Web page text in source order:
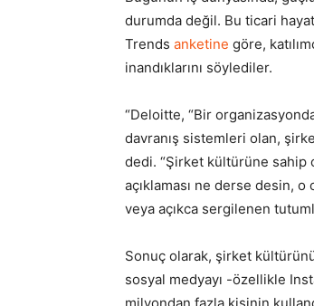
durumda değil. Bu ticari
Trends anketine göre,
inandıklarını söylediler.
“Deloitte, “Bir
davranış sistemleri olan,
dedi. “Şirket kültürüne sahip
açıklaması ne derse desin,
veya açıkca sergilenen
Sonuç olarak, şirket
sosyal medyayı -özellikle
milyondan fazla kişinin